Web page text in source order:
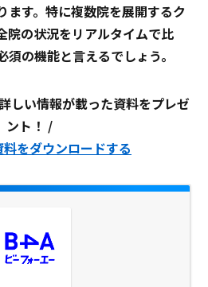
ます。特に複数院を展開するク
院の状況をリアルタイムで比
の機能と言えるでしょう。
しい情報が載った資料をプレゼ
ント！ /
をダウンロードする